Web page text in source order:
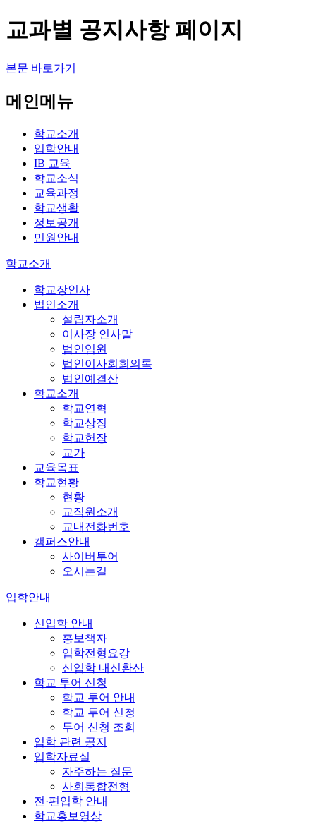
교과별 공지사항 페이지
본문 바로가기
메인메뉴
학교소개
입학안내
IB 교육
학교소식
교육과정
학교생활
정보공개
민원안내
학교소개
학교장인사
법인소개
설립자소개
이사장 인사말
법인임원
법인이사회회의록
법인예결산
학교소개
학교연혁
학교상징
학교헌장
교가
교육목표
학교현황
현황
교직원소개
교내전화번호
캠퍼스안내
사이버투어
오시는길
입학안내
신입학 안내
홍보책자
입학전형요강
신입학 내신환산
학교 투어 신청
학교 투어 안내
학교 투어 신청
투어 신청 조회
입학 관련 공지
입학자료실
자주하는 질문
사회통합전형
전·편입학 안내
학교홍보영상